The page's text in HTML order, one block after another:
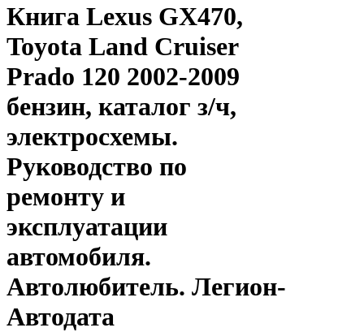
Книга Lexus GX470,
Toyota Land Cruiser
Prado 120 2002-2009
бензин, каталог з/ч,
электросхемы.
Руководство по
ремонту и
эксплуатации
автомобиля.
Автолюбитель. Легион-
Aвтодата